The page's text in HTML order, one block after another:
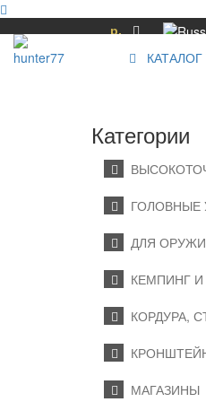
р.
Категории
ГОЛОВНЫЕ
ДЛЯ
КЕМПИНГ
КОРДУРА,
МАГАЗИНЫ